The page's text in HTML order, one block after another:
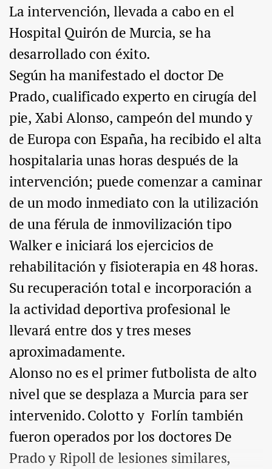
La intervención, llevada a cabo en el
Hospital Quirón de Murcia, se ha
desarrollado con éxito.
Según ha manifestado el doctor De
Prado, cualificado experto en cirugía del
pie, Xabi Alonso, campeón del mundo y
de Europa con España, ha recibido el alta
hospitalaria unas horas después de la
intervención; puede comenzar a caminar
de un modo inmediato con la utilización
de una férula de inmovilización tipo
Walker e iniciará los ejercicios de
rehabilitación y fisioterapia en 48 horas.
Su recuperación total e incorporación a
la actividad deportiva profesional le
llevará entre dos y tres meses
aproximadamente.
Alonso no es el primer futbolista de alto
nivel que se desplaza a Murcia para ser
intervenido. Colotto y Forlín también
fueron operados por los doctores De
Prado y Ripoll de lesiones similares,